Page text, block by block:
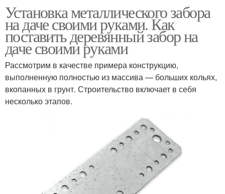
Установка металлического забора
на даче своими руками. Как
поставить деревянный забор на
даче своими руками
Рассмотрим в качестве примера конструкцию,
выполненную полностью из массива — больших кольях,
вкопанных в грунт. Строительство включает в себя
несколько этапов.